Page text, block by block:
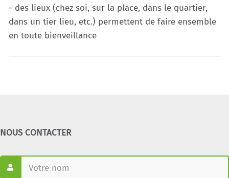
- des lieux (chez soi, sur la place, dans le quartier,
dans un tier lieu, etc.) permettent de faire ensemble
en toute bienveillance
NOUS CONTACTER